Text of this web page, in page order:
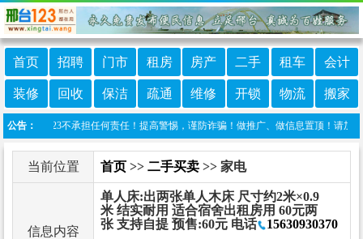
首页 招聘 门市 租房 房产 二手 租车 会计
装修 回收 保洁 疏通 维修 开锁 物流 搬家
公告：
，邢台123不承担任何责任！提高警惕，谨防诈骗！做推广、做信息置顶！请加邢
当前位置 首页 >> 二手买卖 >> 家电
信息内容
单人床:出两张单人木床 尺寸约2米×0.9
米 结实耐用 适合宿舍出租房用 60元两
张 支持自提 预售:60元 电话
15630930370